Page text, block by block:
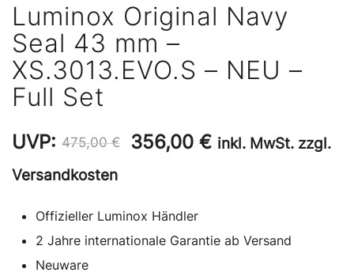
Luminox Original Navy
Seal 43 mm –
XS.3013.EVO.S – NEU –
Full Set
UVP: 475,00€
Ursprünglicher
475,00 €
356,00 €Aktueller
356,00 €.
inkl. MwSt. zzgl.
Versandkosten
Offizieller Luminox Händler
2 Jahre internationale Garantie ab Versand
Neuware